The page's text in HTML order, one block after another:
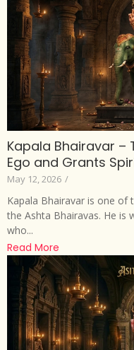
Kapala Bhairavar –
Ego and Grants
May 12, 2026 /
Kapala Bhairavar is one
the Ashta Bhairavas. He is
who...
Read More